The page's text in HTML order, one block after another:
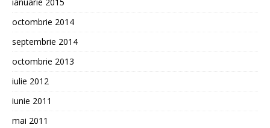
octombrie 2014
septembrie 2014
octombrie 2013
iulie 2012
iunie 2011
mai 2011